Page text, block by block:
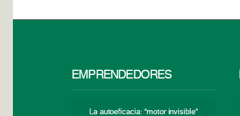
EMPRENDEDORES
La autoeficacia: “motor invisible”